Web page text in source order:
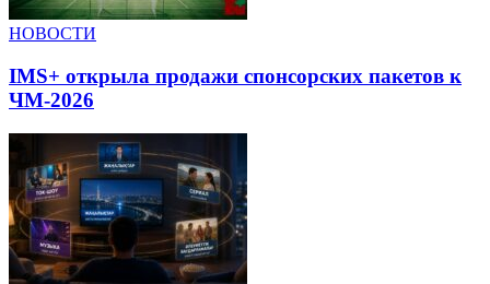
НОВОСТИ
IMS+ открыла продажи спонсорских пакетов к
ЧМ-2026